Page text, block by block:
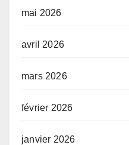
mai 2026
avril 2026
mars 2026
février 2026
janvier 2026